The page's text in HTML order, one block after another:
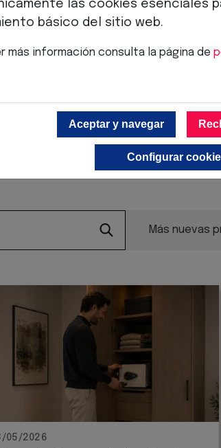
Blog
05/2026
las cookies esenciales
básico del sitio web.
más información consulta la página de
Aceptar y navegar
Configurar